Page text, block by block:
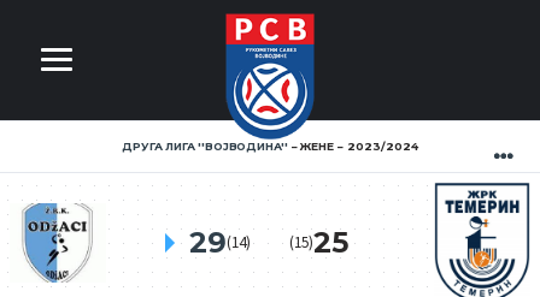
ДРУГА ЛИГА ''ВОЈВОДИНА'' ЖЕНЕ 2023/2024
29(14) (15)25